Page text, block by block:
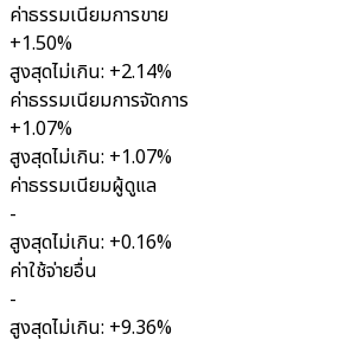
ค่าธรรมเนียมการขาย
+1.50%
สูงสุดไม่เกิน: +2.14%
ค่าธรรมเนียมการจัดการ
+1.07%
สูงสุดไม่เกิน: +1.07%
ค่าธรรมเนียมผู้ดูแล
-
สูงสุดไม่เกิน: +0.16%
ค่าใช้จ่ายอื่น
-
สูงสุดไม่เกิน: +9.36%